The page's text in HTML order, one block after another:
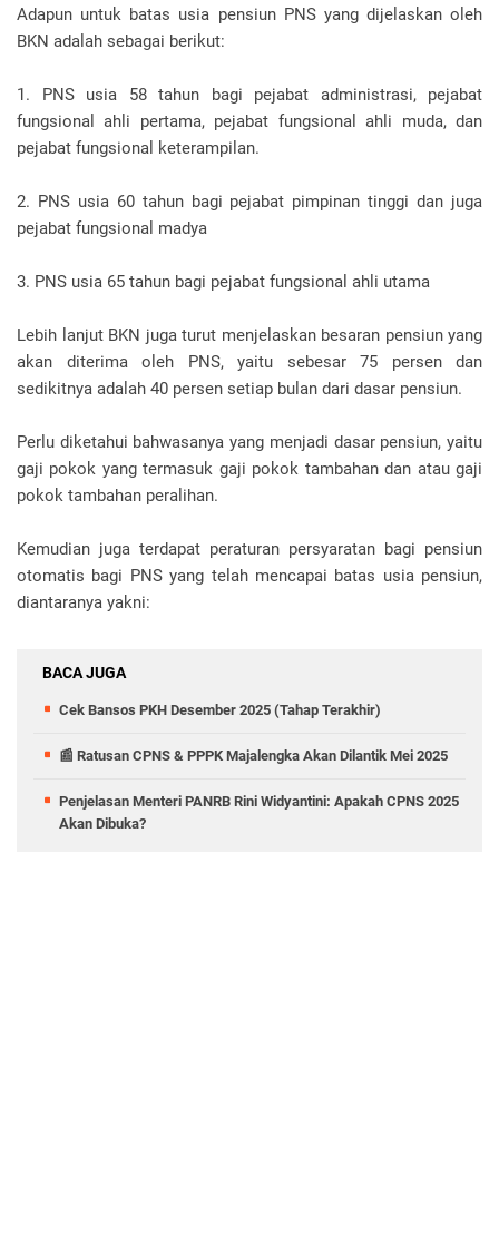
Adapun untuk batas usia pensiun PNS yang dijelaskan oleh
BKN adalah sebagai berikut:
1. PNS usia 58 tahun bagi pejabat administrasi, pejabat
fungsional ahli pertama, pejabat fungsional ahli muda, dan
pejabat fungsional keterampilan.
2. PNS usia 60 tahun bagi pejabat pimpinan tinggi dan juga
pejabat fungsional madya
3. PNS usia 65 tahun bagi pejabat fungsional ahli utama
Lebih lanjut BKN juga turut menjelaskan besaran pensiun yang
akan diterima oleh PNS, yaitu sebesar 75 persen dan
sedikitnya adalah 40 persen setiap bulan dari dasar pensiun.
Perlu diketahui bahwasanya yang menjadi dasar pensiun, yaitu
gaji pokok yang termasuk gaji pokok tambahan dan atau gaji
pokok tambahan peralihan.
Kemudian juga terdapat peraturan persyaratan bagi pensiun
otomatis bagi PNS yang telah mencapai batas usia pensiun,
diantaranya yakni:
BACA JUGA
Cek Bansos PKH Desember 2025 (Tahap Terakhir)
📰 Ratusan CPNS & PPPK Majalengka Akan Dilantik Mei 2025
Penjelasan Menteri PANRB Rini Widyantini: Apakah CPNS 2025
Akan Dibuka?